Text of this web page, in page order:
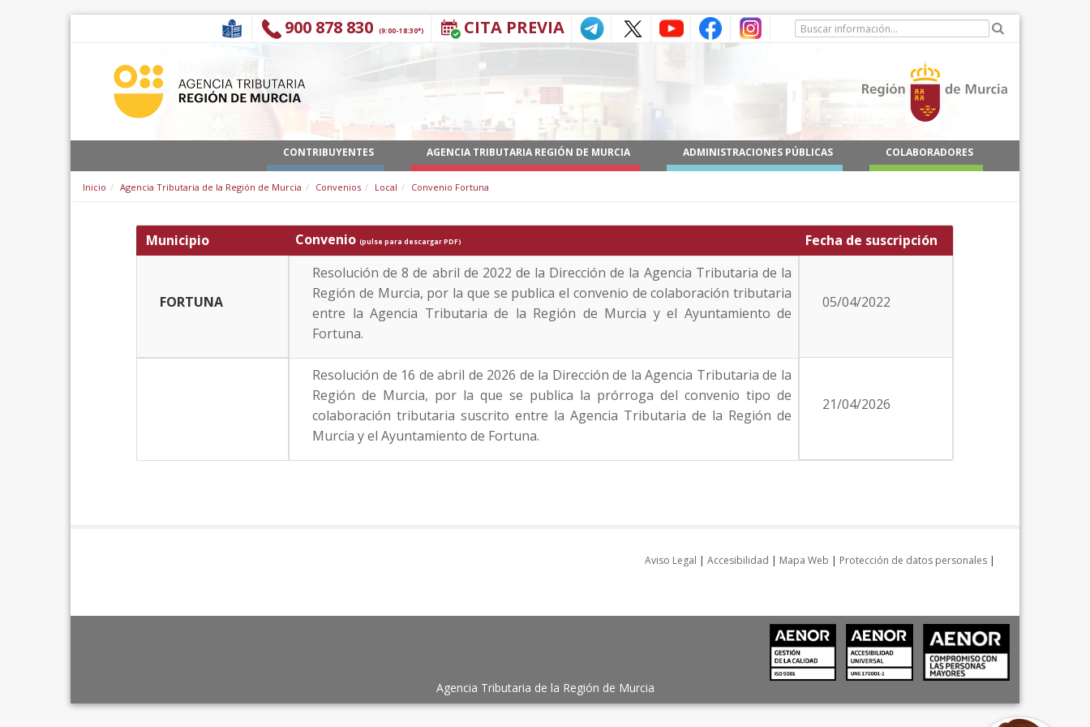
CITA PREVIA
900 878 830 (9:00-18:30*)
CONTRIBUYENTES AGENCIA TRIBUTARIA REGIÓN DE MURCIA ADMINISTRACIONES PÚBLICAS COLABORADORES
Inicio Agencia Tributaria de la Región de Murcia Convenios Local Convenio Fortuna
Municipio Convenio (pulse para descargar PDF) Fecha de suscripción
FORTUNA
Resolución de 8 de abril de 2022 de la Dirección de la Agencia Tributaria de la
Región de Murcia, por la que se publica el convenio de colaboración tributaria
entre la Agencia Tributaria de la Región de Murcia y el Ayuntamiento de
Fortuna.
05/04/2022
Resolución de 16 de abril de 2026 de la Dirección de la Agencia Tributaria de la
Región de Murcia, por la que se publica la prórroga del convenio tipo de
colaboración tributaria suscrito entre la Agencia Tributaria de la Región de
Murcia y el Ayuntamiento de Fortuna.
21/04/2026
Aviso Legal | Accesibilidad | Mapa Web | Protección de datos personales |
Agencia Tributaria de la Región de Murcia